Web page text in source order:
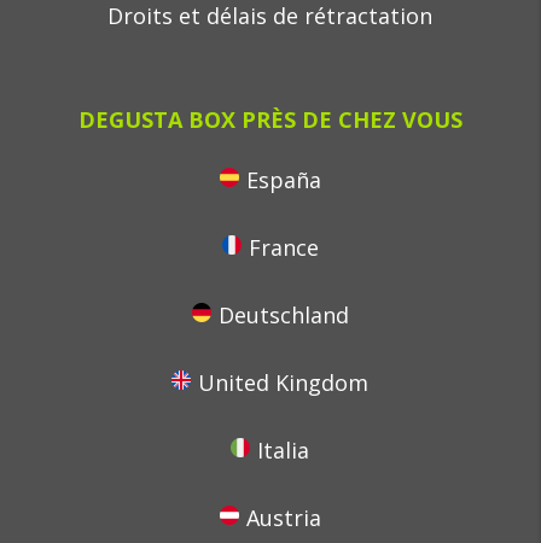
Droits et délais de rétractation
DEGUSTA BOX PRÈS DE CHEZ VOUS
España
France
Deutschland
United Kingdom
Italia
Austria